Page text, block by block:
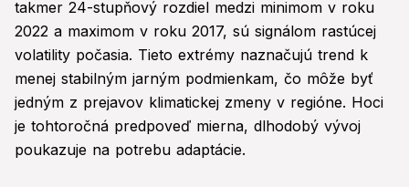
takmer 24-stupňový rozdiel medzi minimom v roku
2022 a maximom v roku 2017, sú signálom rastúcej
volatility počasia. Tieto extrémy naznačujú trend k
menej stabilným jarným podmienkam, čo môže byť
jedným z prejavov klimatickej zmeny v regióne. Hoci
je tohtoročná predpoveď mierna, dlhodobý vývoj
poukazuje na potrebu adaptácie.